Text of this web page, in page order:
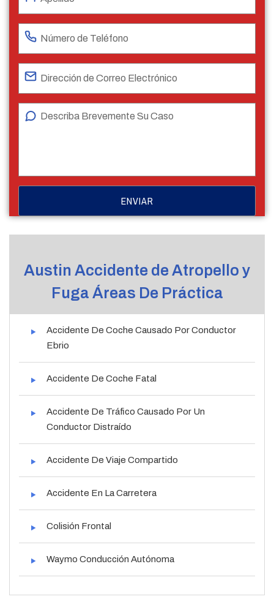
Austin Accidente de Atropello y
Fuga Áreas De Práctica
Accidente De Coche Causado Por Conductor
Ebrio
Accidente De Coche Fatal
Accidente De Tráfico Causado Por Un
Conductor Distraído
Accidente De Viaje Compartido
Accidente En La Carretera
Colisión Frontal
Waymo Conducción Autónoma